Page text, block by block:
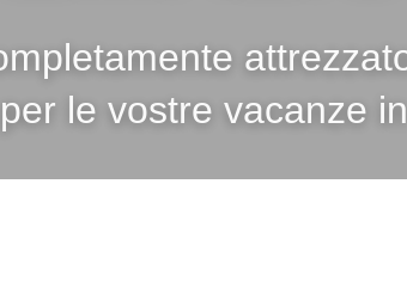
le vostre vacanze